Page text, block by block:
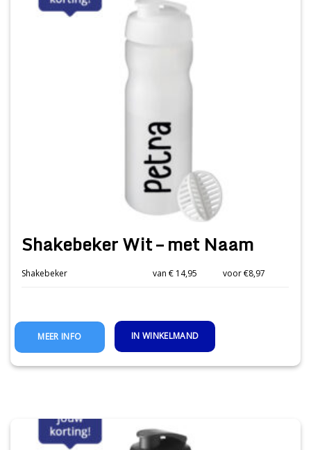
Shakebeker Wit – met Naam
Shakebeker van € 14,95 voor €8,97
IN WINKELMAND
MEER INFO